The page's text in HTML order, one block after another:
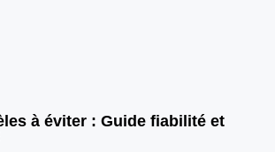
à éviter : Guide fiabilité et